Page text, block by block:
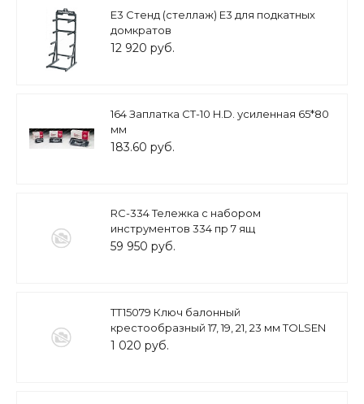
E3 Стенд (стеллаж) E3 для подкатных
домкратов
12 920 руб.
164 Заплатка СТ-10 H.D. усиленная 65*80
мм
183.60 руб.
RC-334 Тележка с набором
инструментов 334 пр 7 ящ
59 950 руб.
TT15079 Ключ балонный
крестообразный 17, 19, 21, 23 мм TOLSEN
1 020 руб.